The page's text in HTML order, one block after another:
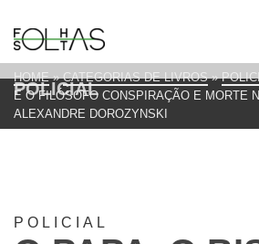
POLICIAL
HOME » CATEGORIAS DE LIVROS »
E O FILÓSOFO CONSPIRAÇÃO E MORTE
ALEXANDRE DOROZYNSKI
POLICIAL